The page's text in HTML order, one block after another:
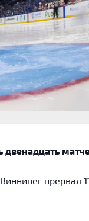
двенадцать
прервал